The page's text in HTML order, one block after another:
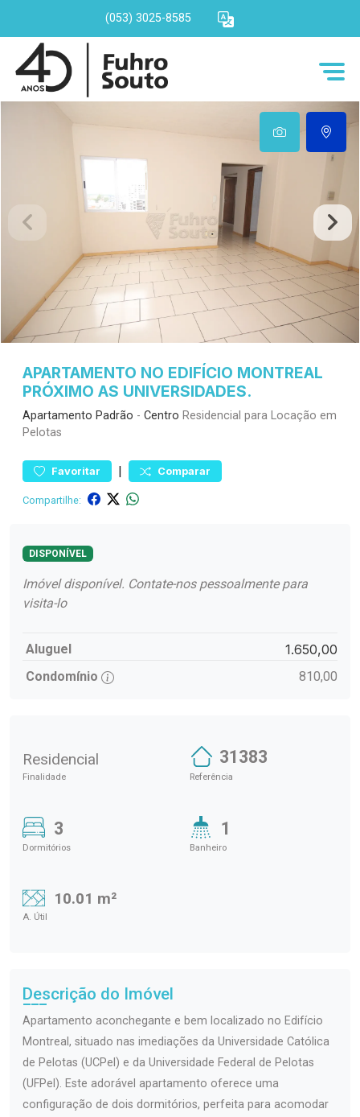
(053) 3025-8585
APARTAMENTO NO EDIFÍCIO MONTREAL
PRÓXIMO AS UNIVERSIDADES.
Apartamento Padrão - Centro Residencial para Locação em
Pelotas
Favoritar | Comparar
Compartilhe:
DISPONÍVEL
Imóvel disponível. Contate-nos pessoalmente para
visita-lo
Aluguel 1.650,00
Condomínio 810,00
Residencial
Finalidade
31383
Referência
3
Dormitórios
1
Banheiro
10.01 m²
A. Útil
Descrição do Imóvel
Apartamento aconchegante e bem localizado no Edifício
Montreal, situado nas imediações da Universidade Católica
de Pelotas (UCPel) e da Universidade Federal de Pelotas
(UFPel). Este adorável apartamento oferece uma
configuração de dois dormitórios, perfeita para acomodar